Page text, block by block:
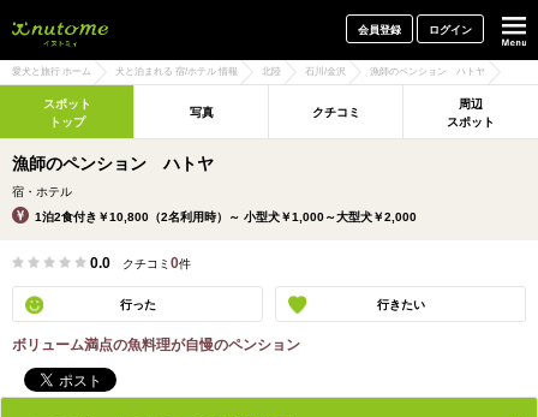
会員登録 ログイン
愛犬と旅行 ホーム 犬と泊まれる 宿/ホテル 情報 北陸 石川/金沢 漁師のペンション ハトヤ
スポット
トップ
写真 クチコミ
周辺
スポット
漁師のペンション ハトヤ
宿・ホテル
1泊2食付き￥10,800（2名利用時）～ 小型犬￥1,000～大型犬￥2,000
0.0 クチコミ 0件
行った 行きたい
ボリューム満点の魚料理が自慢のペンション